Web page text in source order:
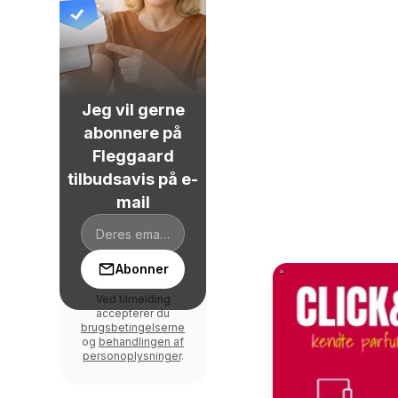
Jeg vil gerne
abonnere på
Fleggaard
tilbudsavis på e-
mail
Abonner
Ved tilmelding
accepterer du
brugsbetingelserne
og behandlingen af
personoplysninger.